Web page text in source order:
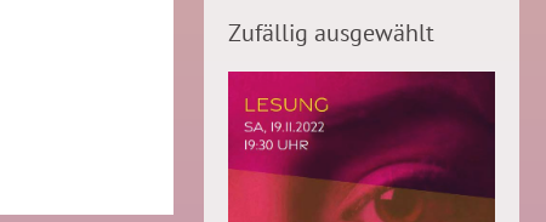
Zufällig ausgewählt